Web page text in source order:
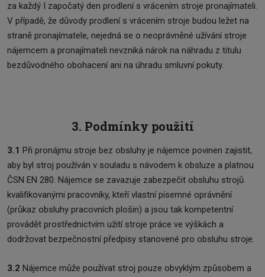
za každý I započatý den prodlení s vrácením stroje pronajímateli.
V případě, že důvody prodlení s vrácením stroje budou ležet na
straně pronajímatele, nejedná se o neoprávněné užívání stroje
nájemcem a pronajímateli nevzniká nárok na náhradu z titulu
bezdůvodného obohacení ani na úhradu smluvní pokuty.
3. Podmínky použití
3.1 Při pronájmu stroje bez obsluhy je nájemce povinen zajistit,
aby byl stroj používán v souladu s návodem k obsluze a platnou
ČSN EN 280. Nájemce se zavazuje zabezpečit obsluhu strojů
kvalifikovanými pracovníky, kteří vlastní písemné oprávnění
(průkaz obsluhy pracovních plošin) a jsou tak kompetentní
provádět prostřednictvím užití stroje práce ve výškách a
dodržovat bezpečnostní předpisy stanovené pro obsluhu stroje.
3.2 Nájemce může používat stroj pouze obvyklým způsobem a